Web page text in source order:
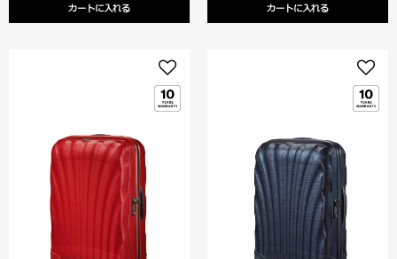
カートに入れる カートに入れる